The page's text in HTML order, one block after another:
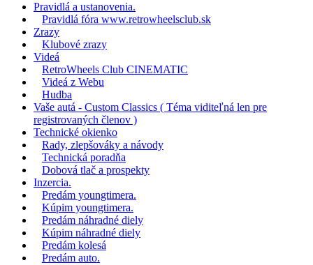
Pravidlá a ustanovenia.
Pravidlá fóra www.retrowheelsclub.sk
Zrazy
Klubové zrazy
Videá
RetroWheels Club CINEMATIC
Videá z Webu
Hudba
Vaše autá - Custom Classics ( Téma viditeľná len pre
registrovaných členov )
Technické okienko
Rady, zlepšováky a návody
Technická poradňa
Dobová tlač a prospekty
Inzercia.
Predám youngtimera.
Kúpim youngtimera.
Predám náhradné diely
Kúpim náhradné diely
Predám kolesá
Predám auto.